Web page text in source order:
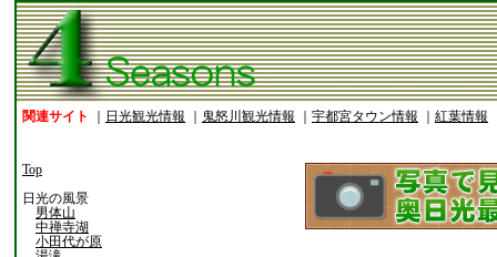
関連サイト 日光観光情報 鬼怒川観光情報 宇都宮タウン情報 紅葉情報
Top
日光の風景
男体山
中禅寺湖
小田代が原